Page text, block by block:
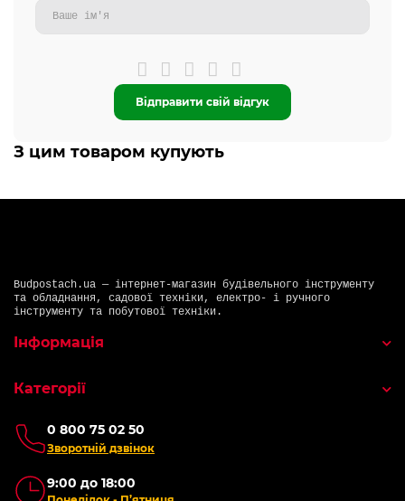
Відправити свій відгук
З цим товаром купують
Budpostach.ua — інтернет-магазин будівельного інструменту
та обладнання, садової техніки, електро- і ручного
інструменту та побутової техніки.
0 800 75 02 50
Зворотній дзвінок
9:00 до 18:00
Інформація
Категорії